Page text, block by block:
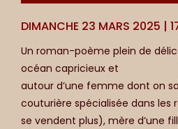
DIMANCHE 23 MARS 2025 |
Un roman-poème plein de
océan capricieux et
autour d’une femme dont on
couturière spécialisée dans les
se vendent plus), mère d’une